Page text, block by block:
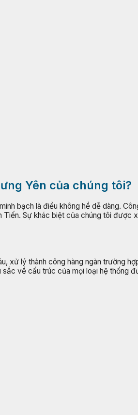
Yên của chúng tôi?
bạch là điều không hề dễ dàng.
Sự khác biệt của chúng tôi được
xử lý thành công hàng ngàn trường
về cấu trúc của mọi loại hệ thống